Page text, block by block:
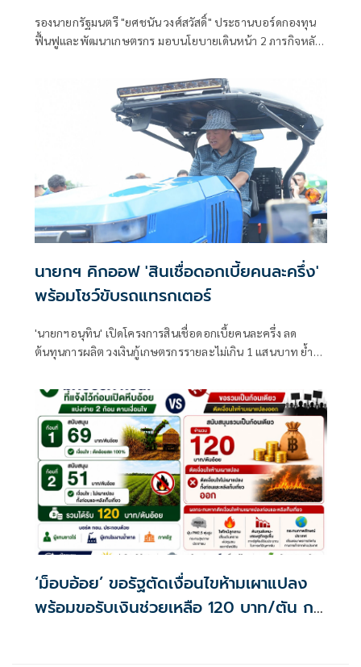
รองนายกรัฐมนตรี "ยศชนัน วงศ์สวัสดิ์" ประธานบอร์ดกองทุน
ฟื้นฟูและพัฒนาเกษตรกร มอบนโยบายเดินหน้า 2 ภารกิจหลัก
นายกฯ คิกออฟ 'สินเชื่อดอกเบี้ยคนละครึ่ง'
พร้อมโชว์ขับรถแทรกเตอร์
'นายกฯอนุทิน' เปิดโครงการสินเชื่อดอกเบี้ยคนละครึ่ง ลด
ต้นทุนการผลิต วงเงินกู้เกษตรกรรายละไม่เกิน 1 แสนบาท ย้ำรัฐ
‘ม็อบอ้อย’ ขอรัฐตัดเงื่อนไขห้ามเผาแปลง
พร้อมขอรับเงินช่วยเหลือ 120 บาท/ตัน กระ